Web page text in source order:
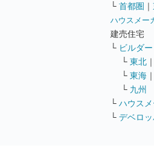
└ 首都圏 ｜
ハウスメー
建売住宅
└ ビルダー
└ 東北 ｜
└ 東海 ｜
└ 九州
└ ハウス
└ デベロ